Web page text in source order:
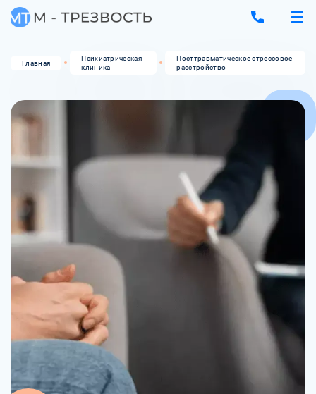
Главная
Психиатрическая
клиника
Посттравматическое стрессовое
расстройство